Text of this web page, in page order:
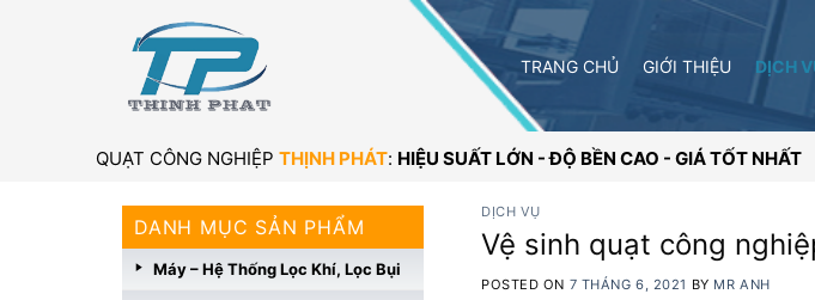
TRANG CHỦ GIỚI THIỆU DỊCH
QUẠT CÔNG NGHIỆPTHỊNH PHÁT:HIỆU SUẤT LỚN - ĐỘ BỀN CAO - GIÁ TỐT NHẤT
DANH MỤC SẢN PHẨM
Máy – Hệ Thống Lọc Khí, Lọc Bụi
DỊCH VỤ
Vệ sinh quạt công
POSTED ON 7 THÁNG 6, 2021 BY MR ANH